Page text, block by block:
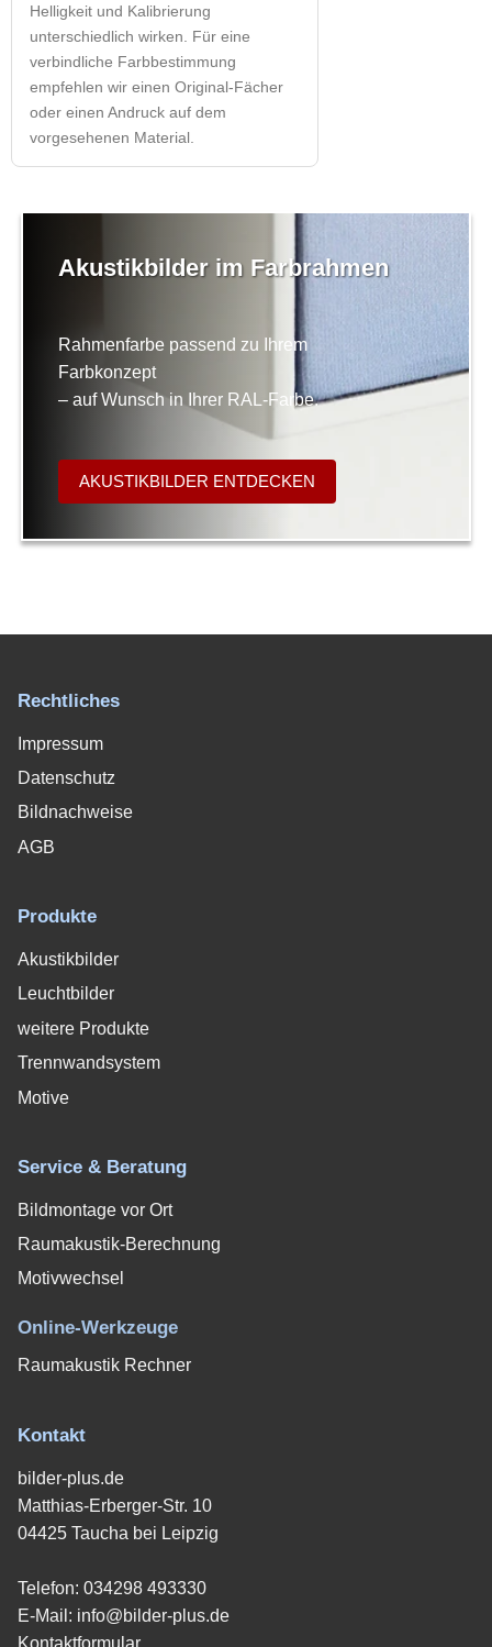
Helligkeit und Kalibrierung
unterschiedlich wirken. Für eine
verbindliche Farbbestimmung
empfehlen wir einen Original-Fächer
oder einen Andruck auf dem
vorgesehenen Material.
Akustikbilder im Farbrahmen
Rahmenfarbe passend zu Ihrem
Farbkonzept
– auf Wunsch in Ihrer RAL-Farbe.
AKUSTIKBILDER ENTDECKEN
Rechtliches
Impressum
Datenschutz
Bildnachweise
AGB
Produkte
Akustikbilder
Leuchtbilder
weitere Produkte
Trennwandsystem
Motive
Service & Beratung
Bildmontage vor Ort
Raumakustik-Berechnung
Motivwechsel
Online-Werkzeuge
Raumakustik Rechner
Kontakt
bilder-plus.de
Matthias-Erberger-Str. 10
04425 Taucha bei Leipzig
Telefon: 034298 493330
E-Mail: info@bilder-plus.de
Kontaktformular